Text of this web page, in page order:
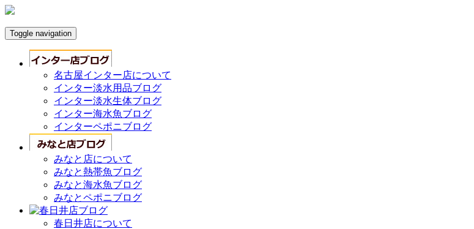
Toggle navigation
名古屋インター店について
インター淡水用品ブログ
インター淡水生体ブログ
インター海水魚ブログ
インターペポニブログ
みなと店について
みなと熱帯魚ブログ
みなと海水魚ブログ
みなとペポニブログ
春日井店について